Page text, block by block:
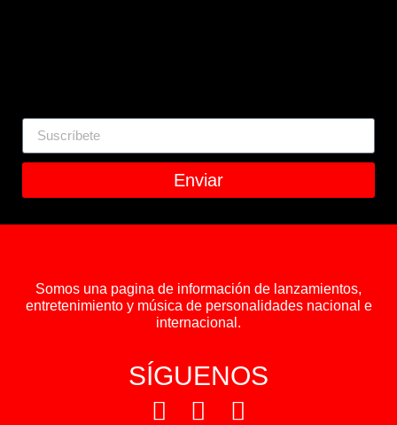
Enviar
Somos una pagina de información de lanzamientos,
entretenimiento y música de personalidades nacional e
internacional.
SÍGUENOS